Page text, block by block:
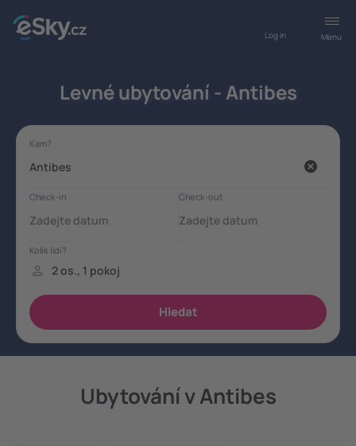
Menu
Log in
Levné ubytování - Antibes
Ubytování v Antibes